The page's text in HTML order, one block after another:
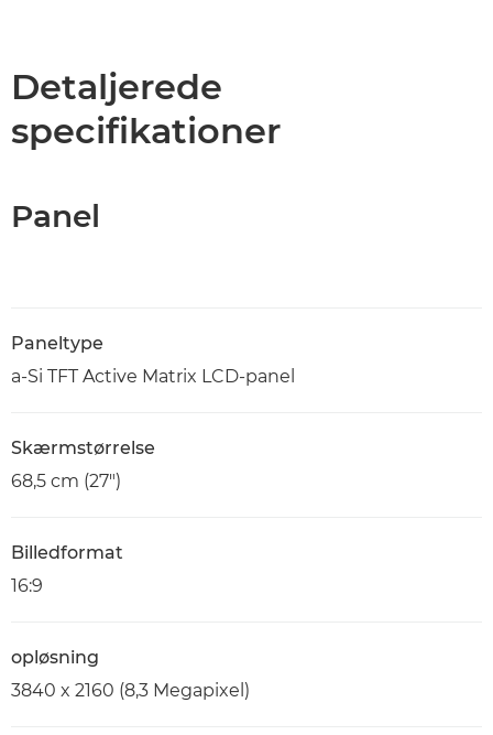
Detaljerede
specifikationer
Panel
Paneltype
a-Si TFT Active Matrix LCD-panel
Skærmstørrelse
68,5 cm (27")
Billedformat
16:9
opløsning
3840 x 2160 (8,3 Megapixel)